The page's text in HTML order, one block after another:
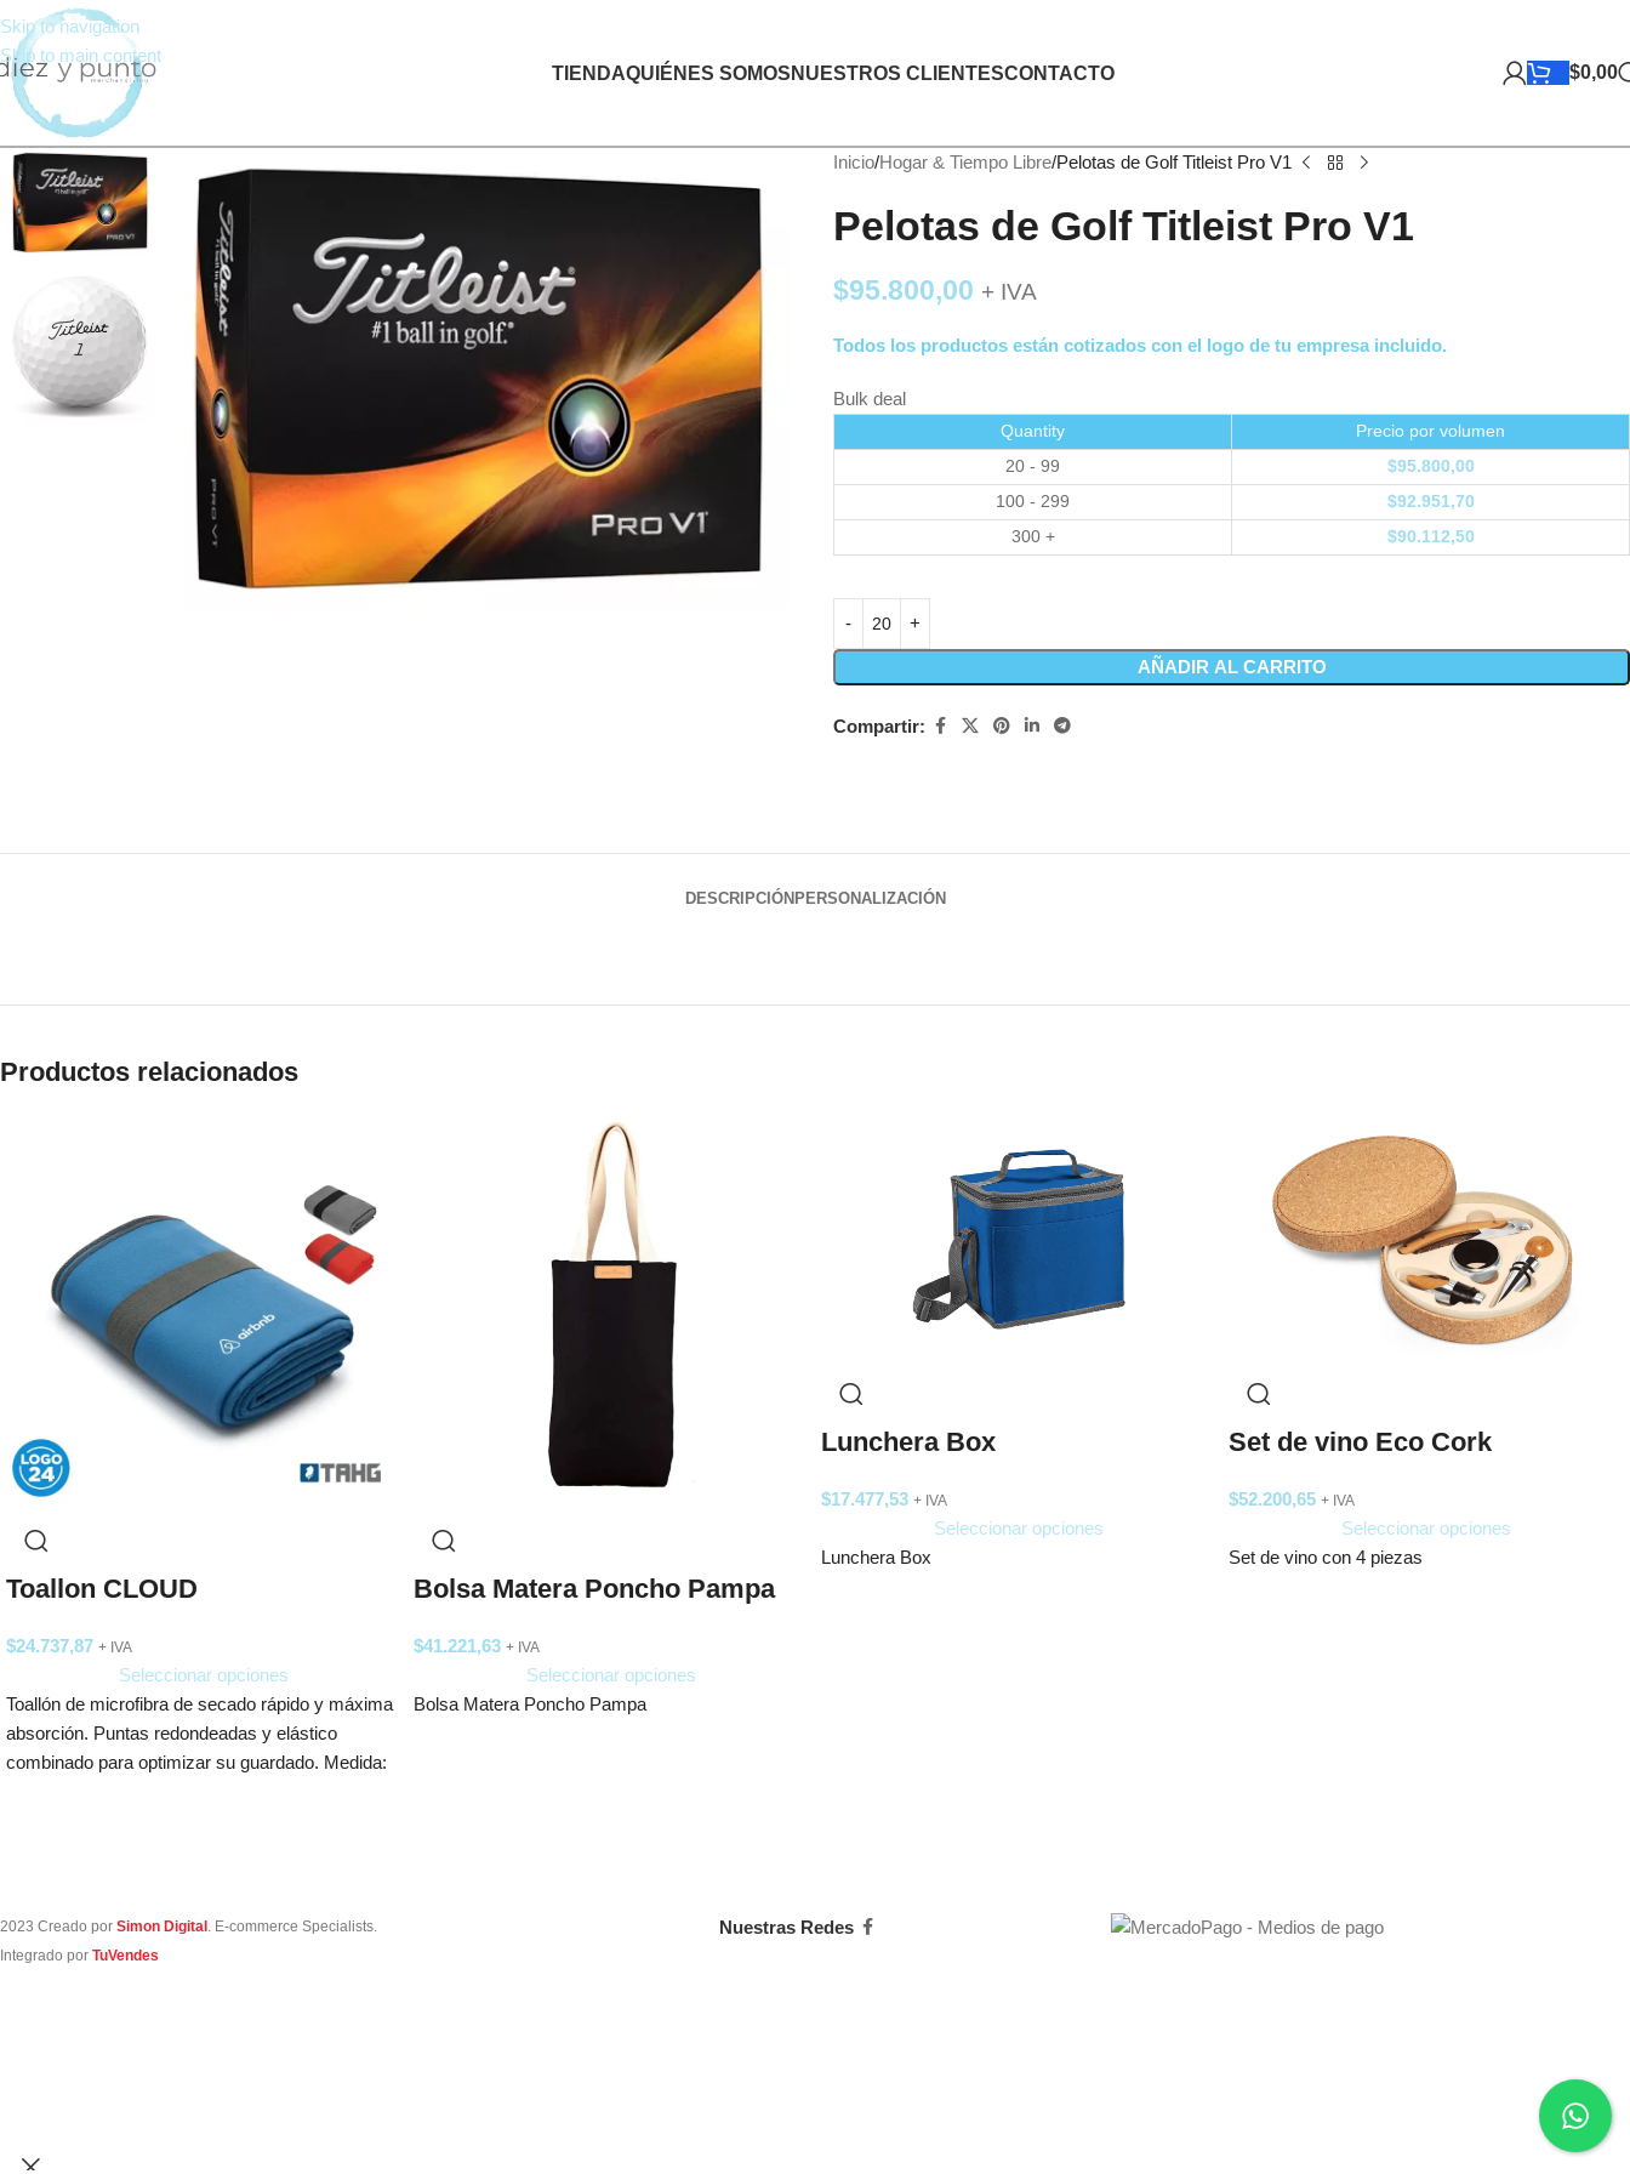
Skip to navigation
Skip to main content
TIENDAQUIÉNES SOMOS NUESTROS CLIENTESCONTACTO $0,00
Inicio Hogar & Tiempo Libre Pelotas de Golf Titleist Pro V1
Pelotas de Golf Titleist Pro V1
$95.800,00 + IVA
Todos los productos están cotizados con el logo de tu empresa incluido.
Bulk deal
Quantity
Precio por volumen
20 - 99
$95.800,00
100 - 299
$92.951,70
300 +
$90.112,50
AÑADIR AL CARRITO
Compartir:
DESCRIPCIÓN PERSONALIZACIÓN
Productos relacionados
Toallon CLOUD
$24.737,87 + IVA
Seleccionar opciones
Toallón de microfibra de secado rápido y máxima
absorción. Puntas redondeadas y elástico
combinado para optimizar su guardado. Medida:
Bolsa Matera Poncho Pampa
$41.221,63 + IVA
Seleccionar opciones
Bolsa Matera Poncho Pampa
Lunchera Box
$17.477,53 + IVA
Seleccionar opciones
Lunchera Box
Set de vino Eco Cork
$52.200,65 + IVA
Seleccionar opciones
Set de vino con 4 piezas
2023 Creado por Simon Digital . E-commerce Specialists.
Integrado por TuVendes
Nuestras Redes